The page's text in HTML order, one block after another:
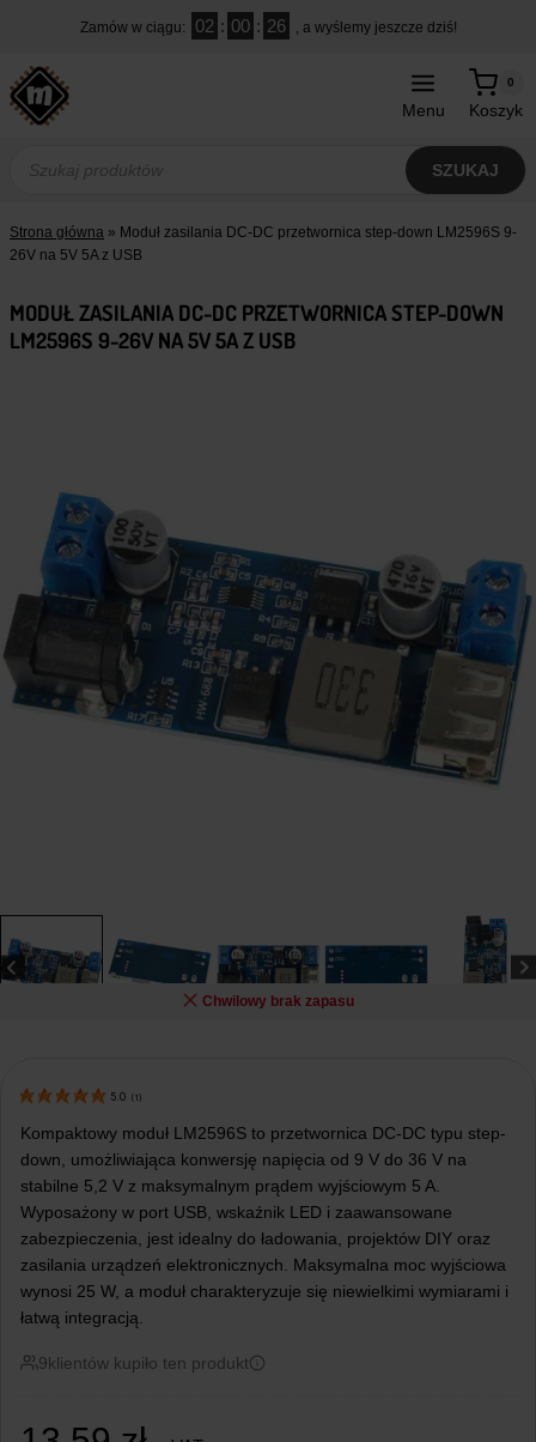
treści
Zamów w ciągu: 02 : 00 : 25 , a wyślemy jeszcze dziś!
Menu Koszyk
0
produktów
SZUKAJ
Strona główna » Moduł zasilania DC-DC przetwornica step-down LM2596S 9-
26V na 5V 5A z USB
MODUŁ ZASILANIA DC-DC PRZETWORNICA STEP-DOWN
LM2596S 9-26V NA 5V 5A Z USB
Chwilowy brak zapasu
5.0 (1)
Kompaktowy moduł LM2596S to przetwornica DC-DC typu step-
down, umożliwiająca konwersję napięcia od 9 V do 36 V na
stabilne 5,2 V z maksymalnym prądem wyjściowym 5 A.
Wyposażony w port USB, wskaźnik LED i zaawansowane
zabezpieczenia, jest idealny do ładowania, projektów DIY oraz
zasilania urządzeń elektronicznych. Maksymalna moc wyjściowa
wynosi 25 W, a moduł charakteryzuje się niewielkimi wymiarami i
łatwą integracją.
9klientów kupiło ten produkt